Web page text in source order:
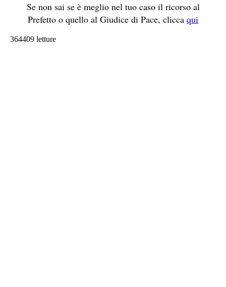
Se non sai se è meglio nel tuo caso il ricorso al
Prefetto o quello al Giudice di Pace, clicca qui
364409 letture